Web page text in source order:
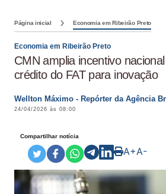
Página inicial Economia em Ribeirão Preto
Economia em Ribeirão Preto
CMN amplia incentivo
crédito do FAT para inovação
Wellton Máximo - Repórter da Agência
24/04/2026 às 08:00
Compartilhar notícia
A+A-